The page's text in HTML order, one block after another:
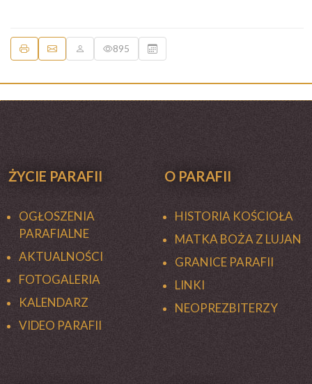
895
ŻYCIE PARAFII
OGŁOSZENIA
PARAFIALNE
AKTUALNOŚCI
FOTOGALERIA
KALENDARZ
VIDEO PARAFII
O PARAFII
HISTORIA KOŚCIOŁA
MATKA BOŻA Z LUJAN
GRANICE PARAFII
LINKI
NEOPREZBITERZY